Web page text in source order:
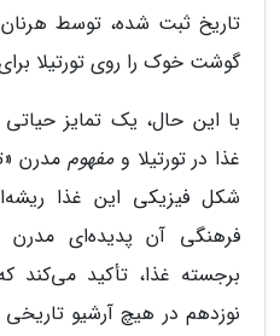
تاریخ ثبت شده، توسط
گوشت خوک را روی تورتیلا
با این حال، یک تمایز
غذا در تورتیلا ومفهوممدرن
شکل فیزیکی این غذا
فرهنگی آن پدیده‌ای
برجسته غذا، تأکید می‌کند
نوزدهم در هیچ آرشیو